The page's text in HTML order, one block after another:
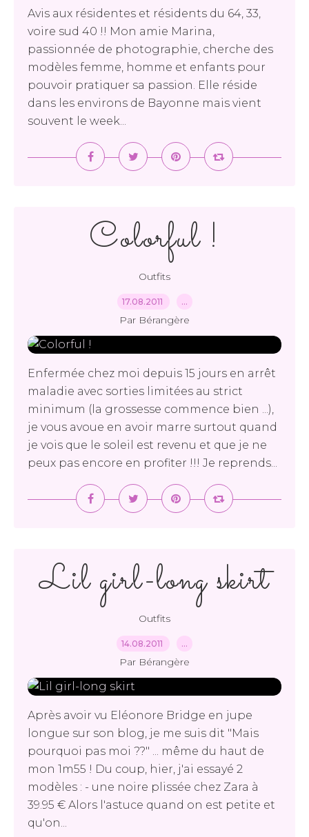
Avis aux résidentes et résidents du 64, 33,
voire sud 40 !! Mon amie Marina,
passionnée de photographie, cherche des
modèles femme, homme et enfants pour
pouvoir pratiquer sa passion. Elle réside
dans les environs de Bayonne mais vient
souvent le week...
Colorful !
Outfits
17.08.2011 …
Par Bérangère
Enfermée chez moi depuis 15 jours en arrêt
maladie avec sorties limitées au strict
minimum (la grossesse commence bien ...),
je vous avoue en avoir marre surtout quand
je vois que le soleil est revenu et que je ne
peux pas encore en profiter !!! Je reprends...
Lil girl-long skirt
Outfits
14.08.2011 …
Par Bérangère
Après avoir vu Eléonore Bridge en jupe
longue sur son blog, je me suis dit "Mais
pourquoi pas moi ??" ... même du haut de
mon 1m55 ! Du coup, hier, j'ai essayé 2
modèles : - une noire plissée chez Zara à
39.95 € Alors l'astuce quand on est petite et
qu'on...